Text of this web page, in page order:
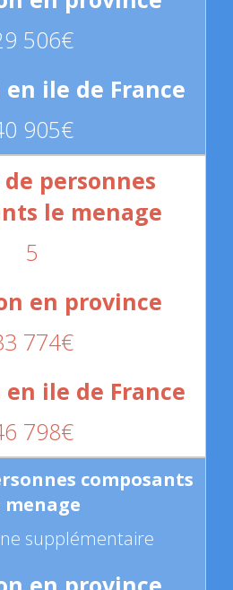
506€
905€
5
774€
798€
supplémentaire